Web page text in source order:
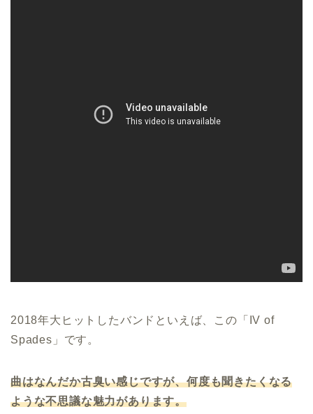
2018年大ヒットしたバンドといえば、この「IV of
Spades」です。
曲はなんだか古臭い感じですが、何度も聞きたくなる
ような不思議な魅力があります。